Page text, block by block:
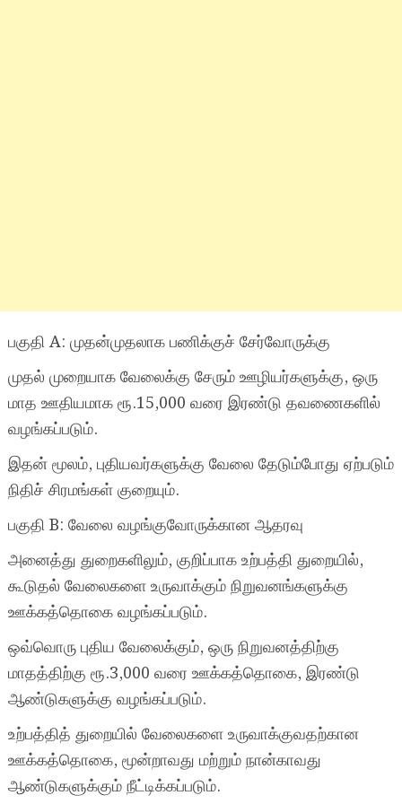
பகுதி A: முதன்முதலாக பணிக்குச் சேர்வோருக்கு
முதல் முறையாக வேலைக்கு சேரும் ஊழியர்களுக்கு, ஒரு
மாத ஊதியமாக ரூ.15,000 வரை இரண்டு தவணைகளில்
வழங்கப்படும்.
இதன் மூலம், புதியவர்களுக்கு வேலை தேடும்போது ஏற்படும்
நிதிச் சிரமங்கள் குறையும்.
பகுதி B: வேலை வழங்குவோருக்கான ஆதரவு
அனைத்து துறைகளிலும், குறிப்பாக உற்பத்தி துறையில்,
கூடுதல் வேலைகளை உருவாக்கும் நிறுவனங்களுக்கு
ஊக்கத்தொகை வழங்கப்படும்.
ஒவ்வொரு புதிய வேலைக்கும், ஒரு நிறுவனத்திற்கு
மாதத்திற்கு ரூ.3,000 வரை ஊக்கத்தொகை, இரண்டு
ஆண்டுகளுக்கு வழங்கப்படும்.
உற்பத்தித் துறையில் வேலைகளை உருவாக்குவதற்கான
ஊக்கத்தொகை, மூன்றாவது மற்றும் நான்காவது
ஆண்டுகளுக்கும் நீட்டிக்கப்படும்.